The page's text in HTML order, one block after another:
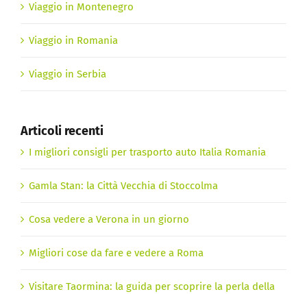
Viaggio in Montenegro
Viaggio in Romania
Viaggio in Serbia
Articoli recenti
I migliori consigli per trasporto auto Italia Romania
Gamla Stan: la Città Vecchia di Stoccolma
Cosa vedere a Verona in un giorno
Migliori cose da fare e vedere a Roma
Visitare Taormina: la guida per scoprire la perla della